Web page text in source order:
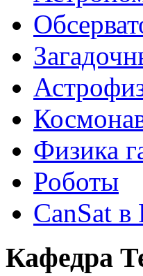
Физика
Роботы
CanSat в
Кафедра